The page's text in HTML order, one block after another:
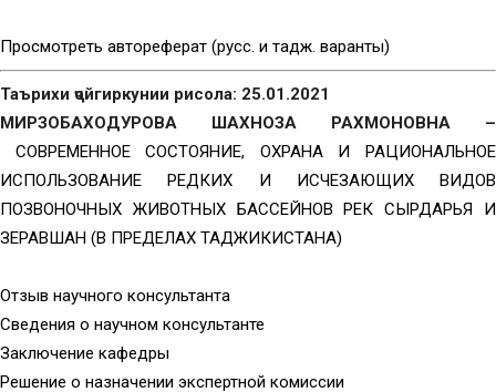
Просмотреть автореферат (русс. и тадж. варанты)
Таърихи ҷойгиркунии рисола: 25.01.2021
МИРЗОБАХОДУРОВА ШАХНОЗА РАХМОНОВНА –
СОВРЕМЕННОЕ СОСТОЯНИЕ, ОХРАНА И РАЦИОНАЛЬНОЕ
ИСПОЛЬЗОВАНИЕ РЕДКИХ И ИСЧЕЗАЮЩИХ ВИДОВ
ПОЗВОНОЧНЫХ ЖИВОТНЫХ БАССЕЙНОВ РЕК СЫРДАРЬЯ И
ЗЕРАВШАН (В ПРЕДЕЛАХ ТАДЖИКИСТАНА)
Отзыв научного консультанта
Сведения о научном консультанте
Заключение кафедры
Решение о назначении экспертной комиссии